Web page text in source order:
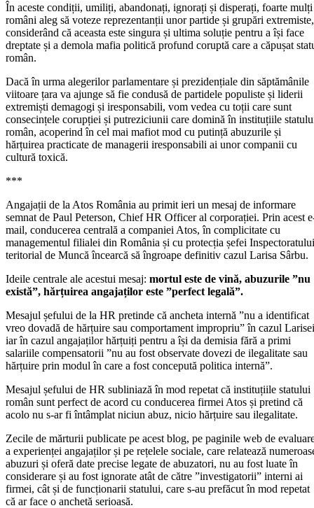
În aceste condiții, umiliți, abandonați, ignorați și disperați, foarte mulți
români aleg să voteze reprezentanții unor partide și grupări extremiste,
considerând că aceasta este singura și ultima soluție pentru a își face
dreptate și a demola mafia politică profund coruptă care a căpușat
român.
Dacă în urma alegerilor parlamentare și prezidențiale din săptămânile
viitoare țara va ajunge să fie condusă de partidele populiste și liderii
extremiști demagogi și iresponsabili, vom vedea cu toții care sunt
consecințele corupției și putreziciunii care domină în instituțiile
român, acoperind în cel mai mafiot mod cu putință abuzurile și
hărțuirea practicate de managerii iresponsabili ai unor companii cu
cultură toxică.
***
Angajații de la Atos România au primit ieri un mesaj de informare
semnat de Paul Peterson, Chief HR Officer al corporației. Prin acest
mail, conducerea centrală a companiei Atos, în complicitate cu
managementul filialei din România și cu protecția șefei Inspectoratului
teritorial de Muncă încearcă să îngroape definitiv cazul Larisa Sârbu.
Ideile centrale ale acestui mesaj: mortul este de vină, abuzurile ”nu
există”, hărțuirea angajaților este ”perfect legală”.
Mesajul șefului de la HR pretinde că ancheta internă ”nu a identificat
vreo dovadă de hărțuire sau comportament impropriu” în cazul
iar în cazul angajaților hărțuiți pentru a își da demisia fără a primi
salariile compensatorii ”nu au fost observate dovezi de ilegalitate sau
hărțuire prin modul în care a fost concepută politica internă”.
Mesajul șefului de HR subliniază în mod repetat că instituțiile statului
român sunt perfect de acord cu conducerea firmei Atos și pretind că
acolo nu s-ar fi întâmplat niciun abuz, nicio hărțuire sau ilegalitate.
Zecile de mărturii publicate pe acest blog, pe paginile web de
a experienței angajaților și pe rețelele sociale, care relatează
abuzuri și oferă date precise legate de abuzatori, nu au fost luate în
considerare și au fost ignorate atât de către ”investigatorii” interni ai
firmei, cât și de funcționarii statului, care s-au prefăcut în mod repetat
că ar face o anchetă serioasă.